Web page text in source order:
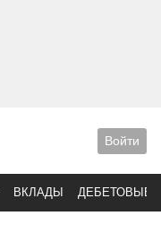
Войти
ВКЛАДЫ ДЕБЕТОВЫЕ